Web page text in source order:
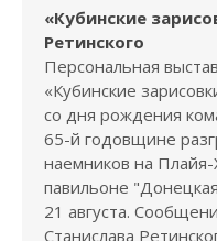
«Кубинские
Ретинского
Персональная
«Кубинские
со дня рождения
65-й годовщине
наемников на Плайя-
павильоне
21 августа.
Станислава